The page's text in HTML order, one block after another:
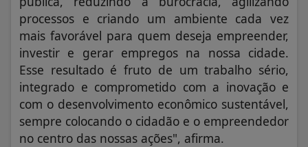
processos e criando um ambiente cada vez
mais favorável para quem deseja empreender,
investir e gerar empregos na nossa cidade.
Esse resultado é fruto de um trabalho sério,
integrado e comprometido com a inovação e
com o desenvolvimento econômico sustentável,
sempre colocando o cidadão e o empreendedor
no centro das nossas ações", afirma.